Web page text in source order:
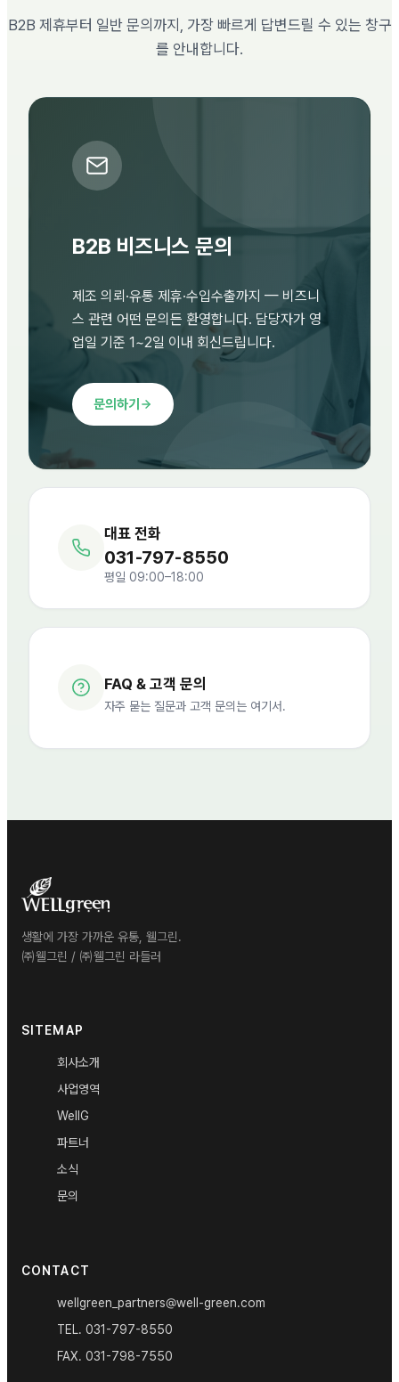
B2B 제휴부터 일반 문의까지, 가장 빠르게 답변드릴 수 있는 창구
를 안내합니다.
B2B 비즈니스 문의
제조 의뢰·유통 제휴·수입수출까지 — 비즈니
스 관련 어떤 문의든 환영합니다. 담당자가 영
업일 기준 1~2일 이내 회신드립니다.
문의하기
대표 전화
031-797-8550
평일 09:00–18:00
FAQ & 고객 문의
자주 묻는 질문과 고객 문의는 여기서.
생활에 가장 가까운 유통, 웰그린.
㈜웰그린 / ㈜웰그린 라들러
SITEMAP
회사소개
사업영역
WellG
파트너
소식
문의
CONTACT
wellgreen_partners@well-green.com
TEL. 031-797-8550
FAX. 031-798-7550